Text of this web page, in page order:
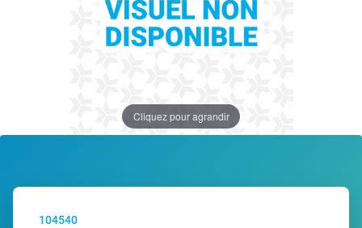
Cliquez pour agrandir
104540